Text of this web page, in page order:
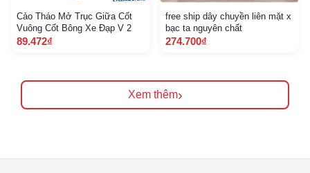
Cảo Tháo Mở Trục Giữa Cốt
Vuông Cốt Bông Xe Đạp V 2
89.472₫
free ship dây chuyền liên mặt x
bạc ta nguyên chất
274.700₫
Xem thêm›